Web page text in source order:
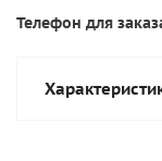
Телефон для